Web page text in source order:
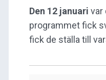
Den 12 januari var
programmet fick
fick de ställa till